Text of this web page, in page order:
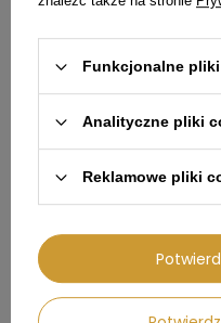
W PROMOCJI
Ekspres do kawy ECF02BLEU -
Funkcjonalne
Analityczne pliki
Reklamowe pliki